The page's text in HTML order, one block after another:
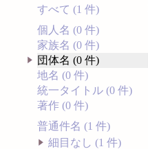
すべて (1 件)
個人名 (0 件)
家族名 (0 件)
団体名 (0 件)
地名 (0 件)
統一タイトル (0 件)
著作 (0 件)
普通件名 (1 件)
細目なし (1 件)